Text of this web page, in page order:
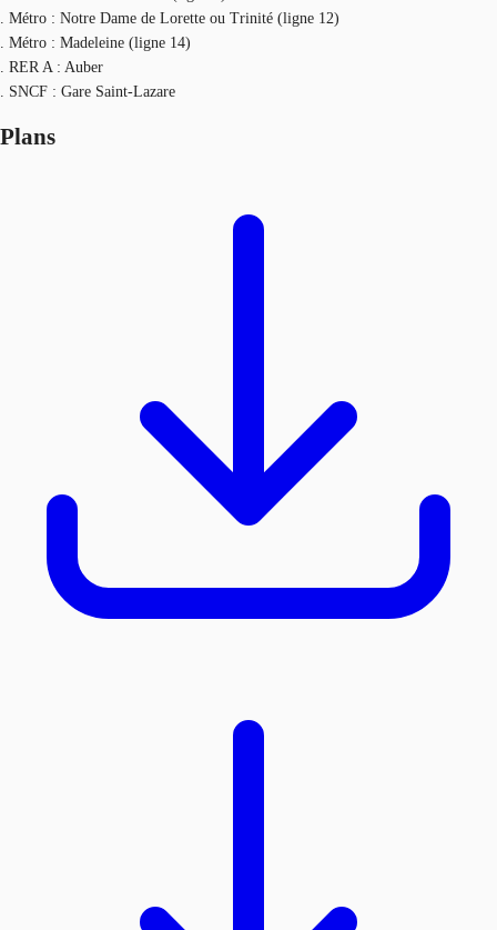
. Métro : Notre Dame de Lorette ou Trinité (ligne 12)
. Métro : Madeleine (ligne 14)
. RER A : Auber
. SNCF : Gare Saint-Lazare
Plans